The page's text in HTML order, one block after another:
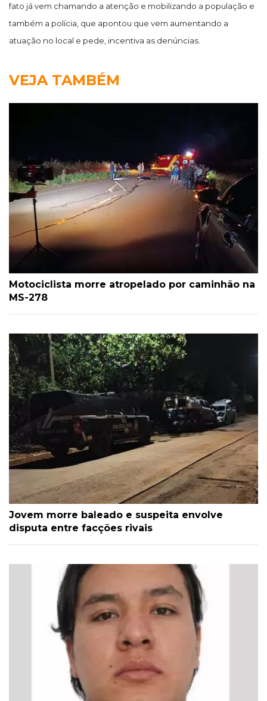
fato já vem chamando a atenção e mobilizando a população e
também a polícia, que apontou que vem aumentando a
atuação no local e pede, incentiva as denúncias.
VEJA TAMBÉM
Motociclista morre atropelado por caminhão na
MS-278
Jovem morre baleado e suspeita envolve
disputa entre facções rivais